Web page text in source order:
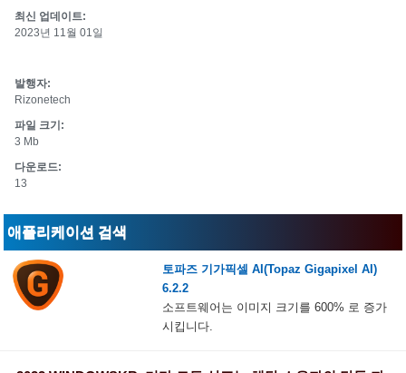
최신 업데이트:
2023년 11월 01일
발행자:
Rizonetech
파일 크기:
3 Mb
다운로드:
13
애플리케이션 검색
토파즈 기가픽셀 AI(Topaz Gigapixel AI)
6.2.2
소프트웨어는 이미지 크기를 600% 로 증가
시킵니다.